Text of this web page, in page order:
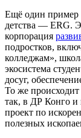
Ещё один пример
детства — ERG.
корпорация
подростков,
колледжам»,
экосистема
досуг,
То же
так, в ДР Конго
проект по
полезных